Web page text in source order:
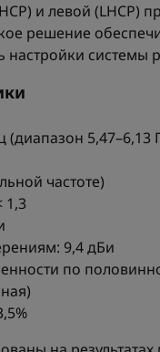
и левой (LHCP)
решение
настройки системы
5,47–6,13
частоте)
1,3
9,4 дБи
по